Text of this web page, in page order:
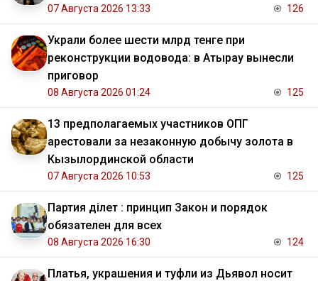
07 Августа 2026 13:33 126
Украли более шести млрд тенге при
реконструкции водовода: в Атырау вынесли
приговор
08 Августа 2026 01:24 125
13 предполагаемых участников ОПГ
арестовали за незаконную добычу золота в
Кызылординской области
07 Августа 2026 10:53 125
Партия Әділет : принцип Закон и порядок
обязателен для всех
08 Августа 2026 16:30 124
Платья, украшения и туфли из Дьявол носит